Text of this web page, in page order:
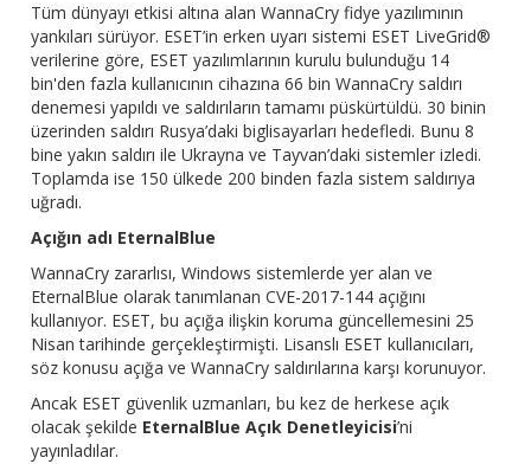
Tüm dünyayı etkisi altına alan WannaCry fidye yazılımının
yankıları sürüyor. ESET’in erken uyarı sistemi ESET LiveGrid®
verilerine göre, ESET yazılımlarının kurulu bulunduğu 14
bin'den fazla kullanıcının cihazına 66 bin WannaCry saldırı
denemesi yapıldı ve saldırıların tamamı püskürtüldü. 30 binin
üzerinden saldırı Rusya’daki biglisayarları hedefledi. Bunu 8
bine yakın saldırı ile Ukrayna ve Tayvan’daki sistemler izledi.
Toplamda ise 150 ülkede 200 binden fazla sistem saldırıya
uğradı.
Açığın adı EternalBlue
WannaCry zararlısı, Windows sistemlerde yer alan ve
EternalBlue olarak tanımlanan CVE-2017-144 açığını
kullanıyor. ESET, bu açığa ilişkin koruma güncellemesini 25
Nisan tarihinde gerçekleştirmişti. Lisanslı ESET kullanıcıları,
söz konusu açığa ve WannaCry saldırılarına karşı korunuyor.
Ancak ESET güvenlik uzmanları, bu kez de herkese açık
olacak şekilde EternalBlue Açık Denetleyicisi’ni
yayınladılar.